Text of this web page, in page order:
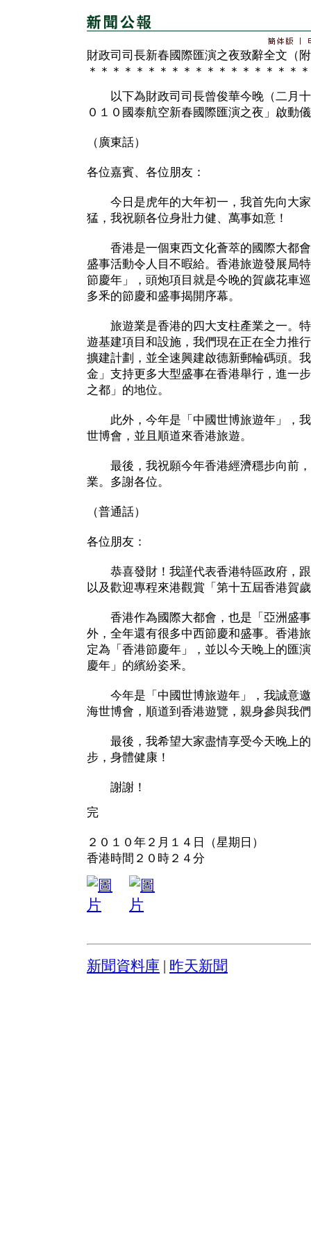
財政司司長新春國際匯演之夜致辭全文（
＊＊＊＊＊＊＊＊＊＊＊＊＊＊＊＊＊＊
以下為財政司司長曾俊華今晚（二月十
０１０國泰航空新春國際匯演之夜」啟動
（廣東話）
各位嘉賓、各位朋友：
今日是虎年的大年初一，我首先向大家
猛，我祝願各位身壯力健、萬事如意！
香港是一個東西文化薈萃的國際大都會
盛事活動令人目不暇給。香港旅遊發展局
節慶年」，頭炮項目就是今晚的賀歲花車
多釆的節慶和盛事揭開序幕。
旅遊業是香港的四大支柱產業之一。特
遊基建項目和設施，我們現在正在全力推
擴建計劃，並全速興建啟德新郵輪碼頭。
金」支持更多大型盛事在香港舉行，進一
之都」的地位。
此外，今年是「中國世博旅遊年」，我
世博會，並且順道來香港旅遊。
最後，我祝願今年香港經濟穩步向前，
業。多謝各位。
（普通話）
各位朋友：
恭喜發財！我謹代表香港特區政府，跟
以及歡迎專程來港觀賞「第十五屆香港賀
香港作為國際大都會，也是「亞洲盛事
外，全年還有很多中西節慶和盛事。香港
定為「香港節慶年」，並以今天晚上的匯
慶年」的繽紛姿釆。
今年是「中國世博旅遊年」，我誠意邀
海世博會，順道到香港遊覽，親身參與我
最後，我希望大家盡情享受今天晚上的
步，身體健康！
謝謝！
完
２０１０年２月１４日（星期日）
香港時間２０時２４分
新聞資料庫 昨天新聞